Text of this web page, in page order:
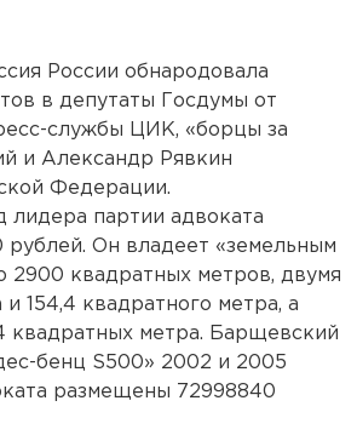
России обнародовала
в депутаты Госдумы от
службы ЦИК, «борцы за
и Александр Рявкин
Федерации.
партии адвоката
рублей. Он владеет «земельным
2900 квадратных метров, двумя
154,4 квадратного метра, а
метра. Барщевский
бенц S500» 2002 и 2005
размещены 72998840